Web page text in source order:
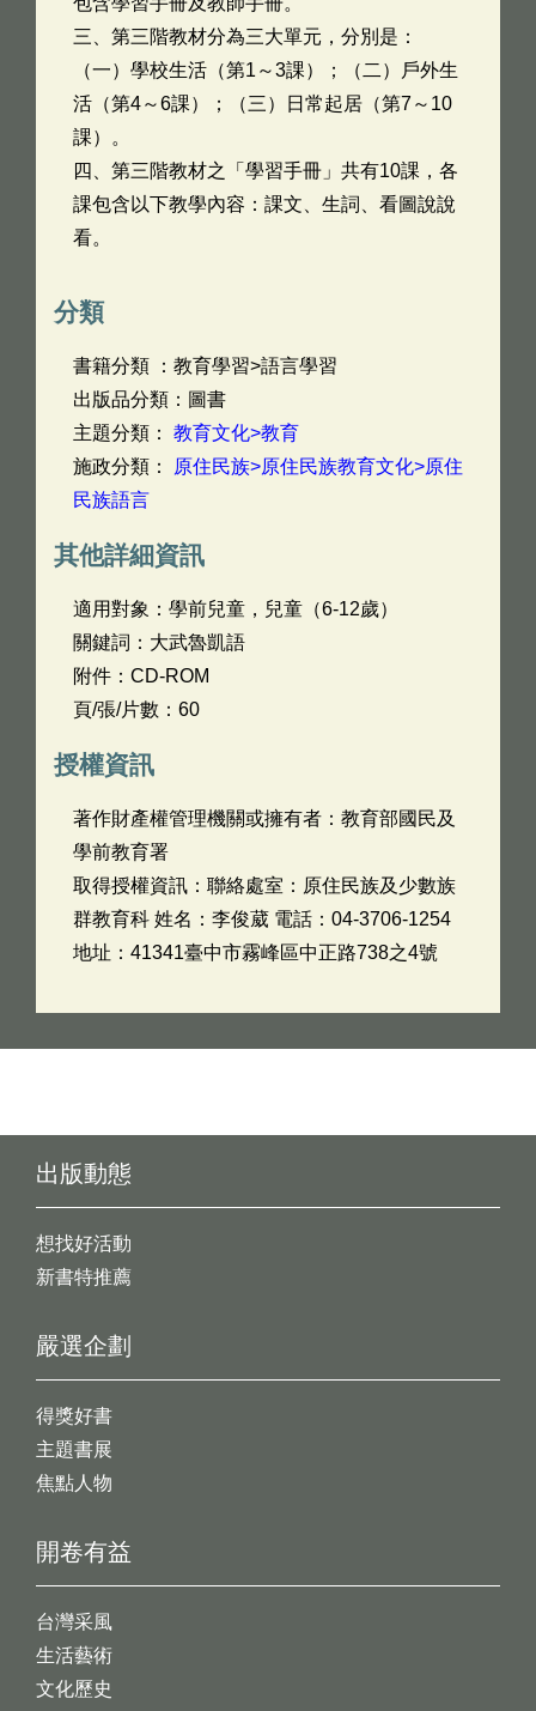
三、第三階教材分為三大單元，分別是：
（一）學校生活（第1～3課）；（二）戶外生
活（第4～6課）；（三）日常起居（第7～10
課）。
四、第三階教材之「學習手冊」共有10課，各
課包含以下教學內容：課文、生詞、看圖說說
看。
分類
書籍分類 ：教育學習>語言學習
出版品分類：圖書
主題分類： 教育文化>教育
施政分類：
原住民族>原住民族教育文化>原住
民族語言
其他詳細資訊
適用對象：學前兒童，兒童（6-12歲）
關鍵詞：大武魯凱語
附件：CD-ROM
頁/張/片數：60
授權資訊
著作財產權管理機關或擁有者：教育部國民及
學前教育署
取得授權資訊：聯絡處室：原住民族及少數族
群教育科 姓名：李俊葳 電話：04-3706-1254
地址：41341臺中市霧峰區中正路738之4號
出版動態
想找好活動
新書特推薦
開卷有益
台灣采風
生活藝術
文化歷史
嚴選企劃
得獎好書
主題書展
焦點人物